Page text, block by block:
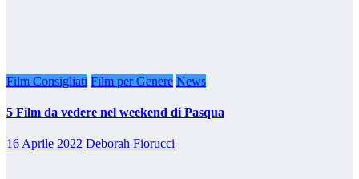
Film Consigliati Film per Genere News
5 Film da vedere nel weekend di Pasqua
16 Aprile 2022 Deborah Fiorucci